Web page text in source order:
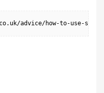
advice/how-to-use-